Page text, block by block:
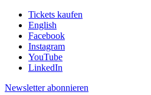
Tickets kaufen
English
Facebook
Instagram
YouTube
LinkedIn
Newsletter abonnieren